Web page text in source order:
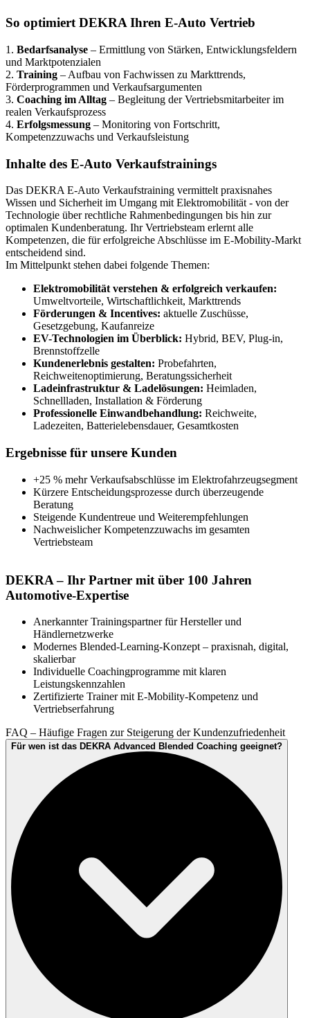
So optimiert DEKRA Ihren E-Auto Vertrieb
1. Bedarfsanalyse – Ermittlung von Stärken, Entwicklungsfeldern
und Marktpotenzialen
2. Training – Aufbau von Fachwissen zu Markttrends,
Förderprogrammen und Verkaufsargumenten
3. Coaching im Alltag – Begleitung der Vertriebsmitarbeiter im
realen Verkaufsprozess
4. Erfolgsmessung – Monitoring von Fortschritt,
Kompetenzzuwachs und Verkaufsleistung
Inhalte des E-Auto Verkaufstrainings
Das DEKRA E-Auto Verkaufstraining vermittelt praxisnahes
Wissen und Sicherheit im Umgang mit Elektromobilität - von der
Technologie über rechtliche Rahmenbedingungen bis hin zur
optimalen Kundenberatung. Ihr Vertriebsteam erlernt alle
Kompetenzen, die für erfolgreiche Abschlüsse im E-Mobility-Markt
entscheidend sind.
Im Mittelpunkt stehen dabei folgende Themen:
Elektromobilität verstehen & erfolgreich verkaufen:
Umweltvorteile, Wirtschaftlichkeit, Markttrends
Förderungen & Incentives: aktuelle Zuschüsse,
Gesetzgebung, Kaufanreize
EV-Technologien im Überblick: Hybrid, BEV, Plug-in,
Brennstoffzelle
Kundenerlebnis gestalten: Probefahrten,
Reichweitenoptimierung, Beratungssicherheit
Ladeinfrastruktur & Ladelösungen: Heimladen,
Schnellladen, Installation & Förderung
Professionelle Einwandbehandlung: Reichweite,
Ladezeiten, Batterielebensdauer, Gesamtkosten
Ergebnisse für unsere Kunden
+25 % mehr Verkaufsabschlüsse im Elektrofahrzeugsegment
Kürzere Entscheidungsprozesse durch überzeugende
Beratung
Steigende Kundentreue und Weiterempfehlungen
Nachweislicher Kompetenzzuwachs im gesamten
Vertriebsteam
DEKRA – Ihr Partner mit über 100 Jahren
Automotive-Expertise
Anerkannter Trainingspartner für Hersteller und
Händlernetzwerke
Modernes Blended-Learning-Konzept – praxisnah, digital,
skalierbar
Individuelle Coachingprogramme mit klaren
Leistungskennzahlen
Zertifizierte Trainer mit E-Mobility-Kompetenz und
Vertriebserfahrung
FAQ – Häufige Fragen zur Steigerung der Kundenzufriedenheit
Für wen ist das DEKRA Advanced Blended Coaching geeignet?